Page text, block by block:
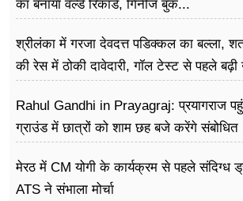
का बनाया वर्ल्ड रिकॉर्ड, गिनीज बुक...
श्रीलंका में गरजा देवदत्त पडिक्कल का बल्ला,
की रेस में ठोकी दावेदारी, गॉल टेस्ट से पहले बढ़ी
Rahul Gandhi in Prayagraj: प्रयागराज
ग्राउंड में छात्रों को शाम छह बजे करेंगे संबोधित
मेरठ में CM योगी के कार्यक्रम से पहले संदिग्ध
ATS ने संभाला मोर्चा